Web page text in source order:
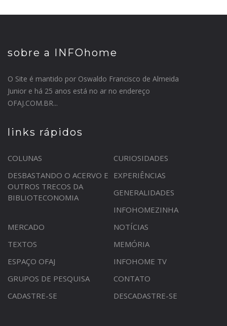
sobre a INFOhome
O Site é mantido por Oswaldo Francisco de Almeida
Junior e há 25 anos está no ar no endereço
OFAJ.COM.BR...
links rápidos
COLUNAS
CURIOSIDADES
DESBASTANDO O ACERVO E
OUTROS TRECOS DA
BIBLIOTECONOMIA
EXPERIÊNCIAS
GENERALIDADES
INFOHOMEZINHA
MERCADO
NOTÍCIAS
TEXTOS
MEMÓRIA
ESPAÇO OFAJ
INFOHOME TV
GRUPOS DE PESQUISA
CONTATO
CADASTRE-SE
DESCADASTRE-SE